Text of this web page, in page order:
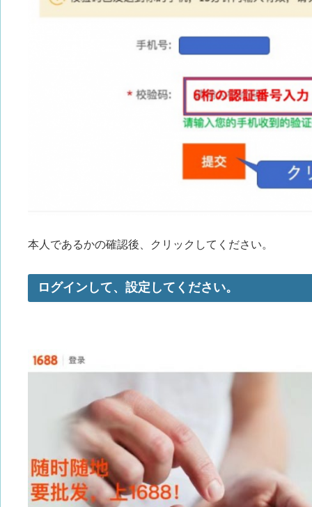
本人であるかの確認後、クリックしてください。
ログインして、設定してください。